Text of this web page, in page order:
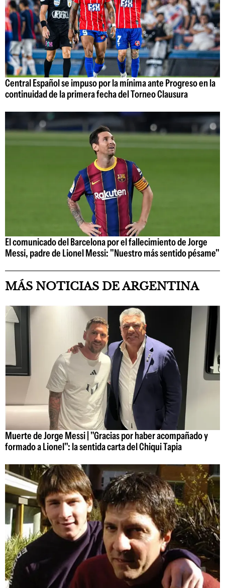
Central Español se impuso por la mínima ante Progreso en la
continuidad de la primera fecha del Torneo Clausura
El comunicado del Barcelona por el fallecimiento de Jorge
Messi, padre de Lionel Messi: "Nuestro más sentido pésame"
MÁS NOTICIAS DE ARGENTINA
Muerte de Jorge Messi | "Gracias por haber acompañado y
formado a Lionel": la sentida carta del Chiqui Tapia